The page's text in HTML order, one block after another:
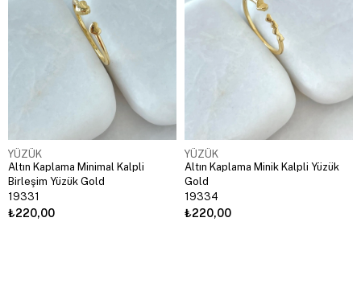
YÜZÜK
Altın Kaplama Minimal Kalpli
Birleşim Yüzük Gold
19331
₺220,00
YÜZÜK
Altın Kaplama Minik Kalpli Yüzük
Gold
19334
₺220,00